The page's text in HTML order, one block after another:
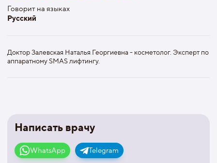
Написать врачу
WhatsApp Telegram
Говорит на языках
Русский
Доктор Залевская Наталья Георгиевна - косметолог. Эксперт по
аппаратному SMAS лифтингу.